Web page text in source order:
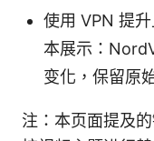
使用 VPN 提
本展示：
变化，保留原
注：本页面提及